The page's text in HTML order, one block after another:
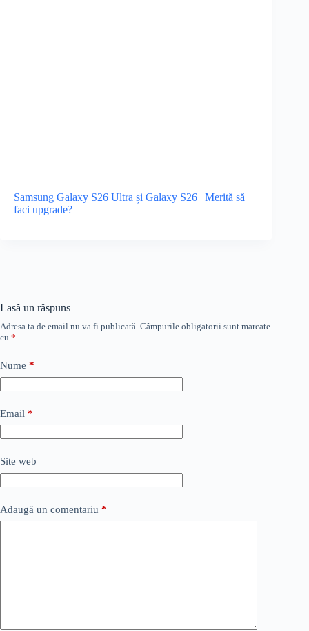
Samsung Galaxy S26 Ultra și Galaxy S26 | Merită să
faci upgrade?
Lasă un răspuns
Adresa ta de email nu va fi publicată. Câmpurile obligatorii sunt marcate
cu *
Nume *
Email *
Site web
Adaugă un comentariu *